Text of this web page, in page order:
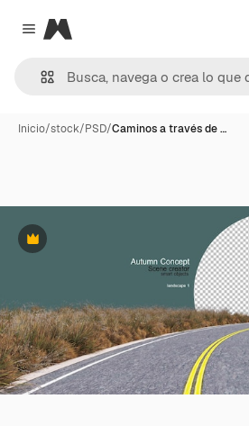
Close menu
Magnific
Inicio/stock/PSD/Caminos a través de …
Premium